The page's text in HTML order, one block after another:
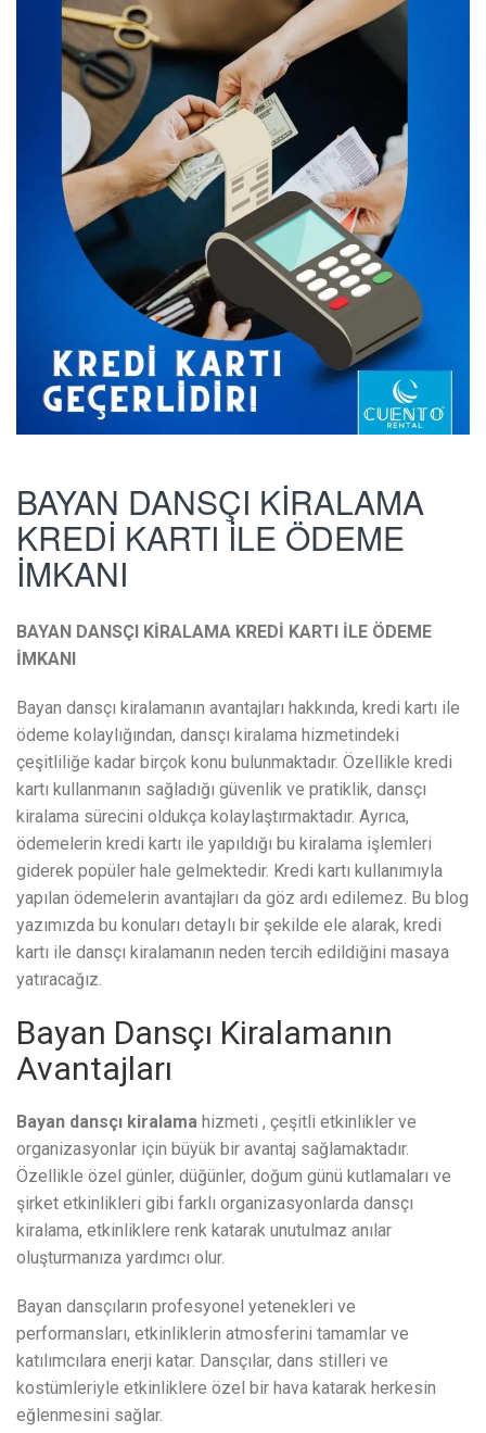
BAYAN DANSÇI KİRALAMA
KREDİ KARTI İLE ÖDEME
İMKANI
BAYAN DANSÇI KİRALAMA KREDİ KARTI İLE ÖDEME
İMKANI
Bayan dansçı kiralamanın avantajları hakkında, kredi kartı ile
ödeme kolaylığından, dansçı kiralama hizmetindeki
çeşitliliğe kadar birçok konu bulunmaktadır. Özellikle kredi
kartı kullanmanın sağladığı güvenlik ve pratiklik, dansçı
kiralama sürecini oldukça kolaylaştırmaktadır. Ayrıca,
ödemelerin kredi kartı ile yapıldığı bu kiralama işlemleri
giderek popüler hale gelmektedir. Kredi kartı kullanımıyla
yapılan ödemelerin avantajları da göz ardı edilemez. Bu blog
yazımızda bu konuları detaylı bir şekilde ele alarak, kredi
kartı ile dansçı kiralamanın neden tercih edildiğini masaya
yatıracağız.
Bayan Dansçı Kiralamanın
Avantajları
Bayan dansçı kiralama hizmeti , çeşitli etkinlikler ve
organizasyonlar için büyük bir avantaj sağlamaktadır.
Özellikle özel günler, düğünler, doğum günü kutlamaları ve
şirket etkinlikleri gibi farklı organizasyonlarda dansçı
kiralama, etkinliklere renk katarak unutulmaz anılar
oluşturmanıza yardımcı olur.
Bayan dansçıların profesyonel yetenekleri ve
performansları, etkinliklerin atmosferini tamamlar ve
katılımcılara enerji katar. Dansçılar, dans stilleri ve
kostümleriyle etkinliklere özel bir hava katarak herkesin
eğlenmesini sağlar.